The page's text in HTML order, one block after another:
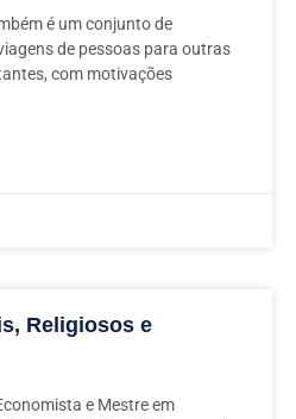
é um conjunto de
de pessoas para outras
com motivações
Religiosos e
e Mestre em